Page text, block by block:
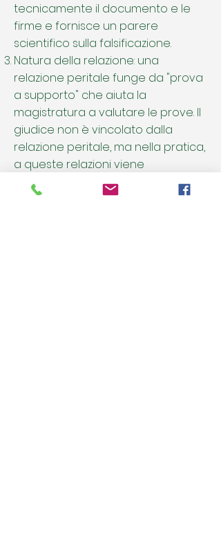
tecnicamente il documento e le
firme e fornisce un parere
scientifico sulla falsificazione.
Natura della relazione: una
relazione peritale funge da "prova
a supporto" che aiuta la
magistratura a valutare le prove. Il
giudice non è vincolato dalla
relazione peritale, ma nella pratica,
a queste relazioni viene
generalmente attribuito un peso
considerevole. Se il giudice ritiene